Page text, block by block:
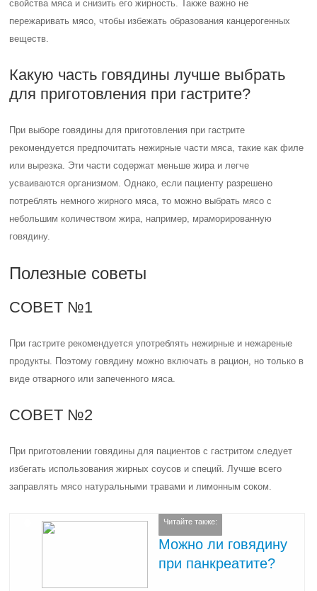
свойства мяса и снизить его жирность. Также важно не
пережаривать мясо, чтобы избежать образования канцерогенных
веществ.
Какую часть говядины лучше выбрать
для приготовления при гастрите?
При выборе говядины для приготовления при гастрите
рекомендуется предпочитать нежирные части мяса, такие как филе
или вырезка. Эти части содержат меньше жира и легче
усваиваются организмом. Однако, если пациенту разрешено
потреблять немного жирного мяса, то можно выбрать мясо с
небольшим количеством жира, например, мраморированную
говядину.
Полезные советы
СОВЕТ №1
При гастрите рекомендуется употреблять нежирные и нежареные
продукты. Поэтому говядину можно включать в рацион, но только в
виде отварного или запеченного мяса.
СОВЕТ №2
При приготовлении говядины для пациентов с гастритом следует
избегать использования жирных соусов и специй. Лучше всего
заправлять мясо натуральными травами и лимонным соком.
Читайте также:
Можно ли говядину
при панкреатите?